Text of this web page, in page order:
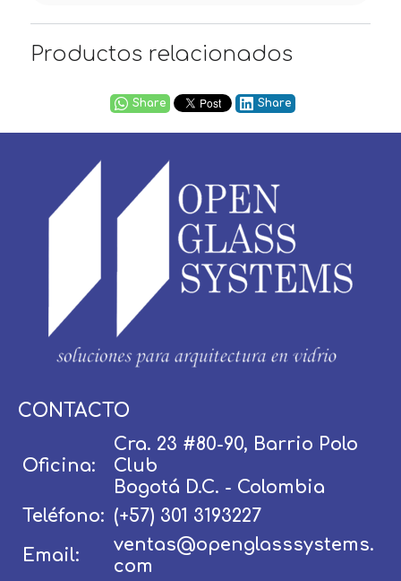
Productos relacionados
Share Share
CONTACTO
Oficina:
Cra. 23 #80-90, Barrio Polo
Club
Bogotá D.C. - Colombia
Teléfono: (+57) 301 3193227
Email:
ventas@openglasssystems.
com
Contraseña:
Recordar Olvidé mi contraseña